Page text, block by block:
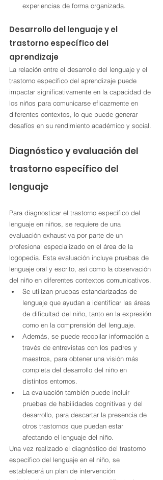
experiencias de forma organizada.
Desarrollo del lenguaje y el
trastorno específico del
aprendizaje
La relación entre el desarrollo del lenguaje y el
trastorno específico del aprendizaje puede
impactar significativamente en la capacidad de
los niños para comunicarse eficazmente en
diferentes contextos, lo que puede generar
desafíos en su rendimiento académico y social.
Diagnóstico y evaluación del
trastorno específico del
lenguaje
Para diagnosticar el trastorno específico del
lenguaje en niños, se requiere de una
evaluación exhaustiva por parte de un
profesional especializado en el área de la
logopedia. Esta evaluación incluye pruebas de
lenguaje oral y escrito, así como la observación
del niño en diferentes contextos comunicativos.
Se utilizan pruebas estandarizadas de
lenguaje que ayudan a identificar las áreas
de dificultad del niño, tanto en la expresión
como en la comprensión del lenguaje.
Además, se puede recopilar información a
través de entrevistas con los padres y
maestros, para obtener una visión más
completa del desarrollo del niño en
distintos entornos.
La evaluación también puede incluir
pruebas de habilidades cognitivas y del
desarrollo, para descartar la presencia de
otros trastornos que puedan estar
afectando el lenguaje del niño.
Una vez realizado el diagnóstico del trastorno
específico del lenguaje en el niño, se
establecerá un plan de intervención